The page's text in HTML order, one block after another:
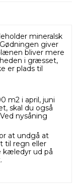
mineralsk
giver
bliver mere
i græsset,
er plads til
m2 i april, juni
skal du også
nysåning
at undgå at
til regn eller
kæledyr ud på